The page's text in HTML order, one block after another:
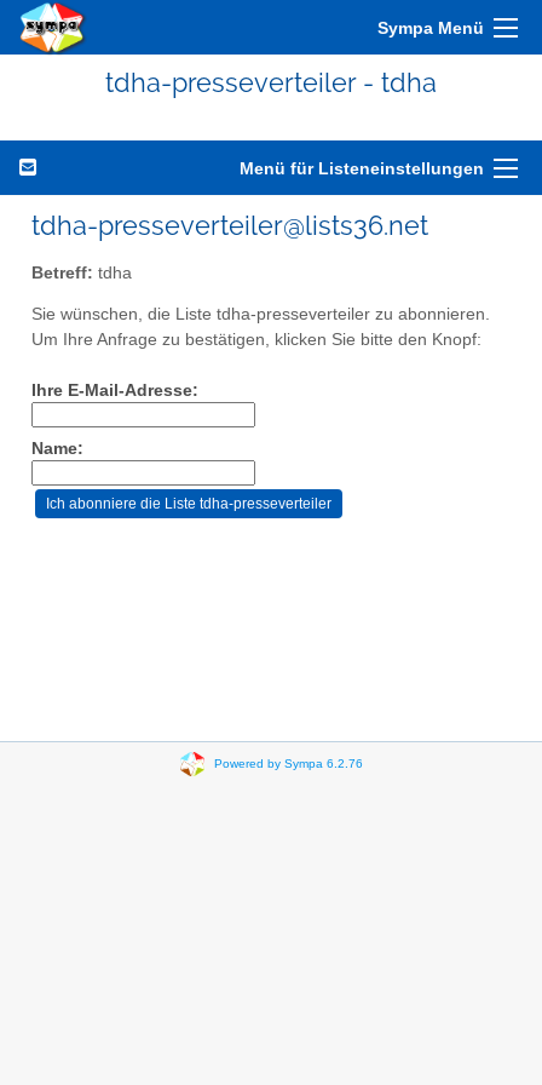
Sympa Menü
tdha-presseverteiler - tdha
Menü für Listeneinstellungen
tdha-presseverteiler@lists36.net
Betreff: tdha
Sie wünschen, die Liste tdha-presseverteiler zu abonnieren.
Um Ihre Anfrage zu bestätigen, klicken Sie bitte den Knopf:
Ihre E-Mail-Adresse:
Name:
Powered by Sympa 6.2.76